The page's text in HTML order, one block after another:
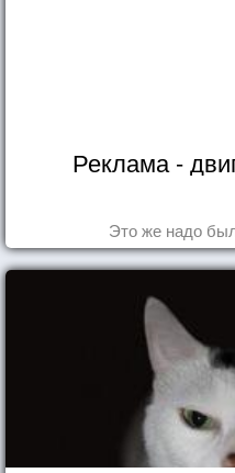
Реклама -
Это же надо